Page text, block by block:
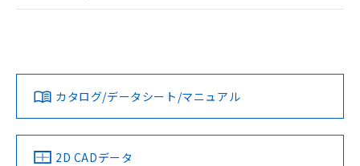
ログイン/会員登録
ダウンロードデータをご利用いただく前に、以下を必ずお読
みください。
ソフトウェアの使用条件
EU RoHS 注意事項・凡例
対応済み
中国 RoHS 注意事項・凡例
LR型式承認
（イギリス
船舶規格）
DNV型式承認
（ノルウェー
BV型式承認
（フランス
KR型式
（韓国
カタログ/データシート/マニュアル
2D CADデータ